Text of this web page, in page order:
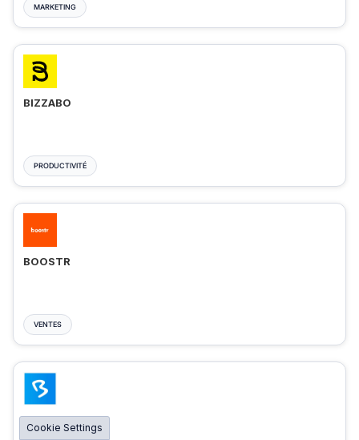
MARKETING
BIZZABO
PRODUCTIVITÉ
BOOSTR
VENTES
BIGMARKER
Cookie Settings